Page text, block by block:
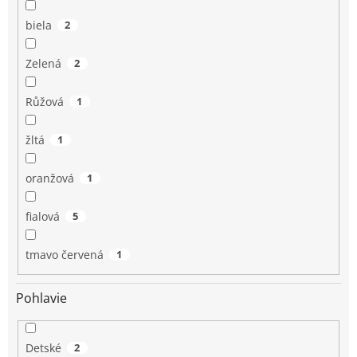
biela 2
Zelená 2
Růžová 1
žltá 1
oranžová 1
fialová 5
tmavo červená 1
Pohlavie
Detské 2